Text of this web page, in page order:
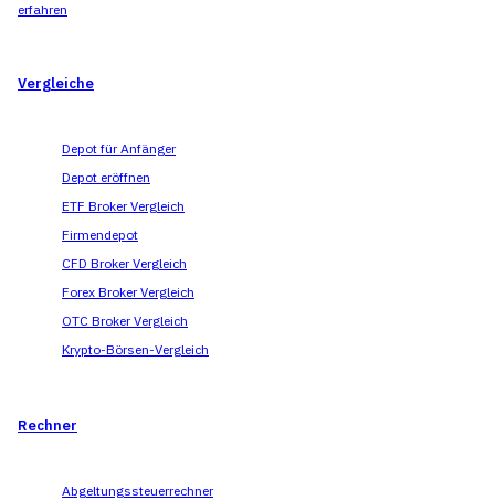
erfahren
Vergleiche
Depot für Anfänger
Depot eröffnen
ETF Broker Vergleich
Firmendepot
CFD Broker Vergleich
Forex Broker Vergleich
OTC Broker Vergleich
Krypto-Börsen-Vergleich
Rechner
Abgeltungssteuerrechner